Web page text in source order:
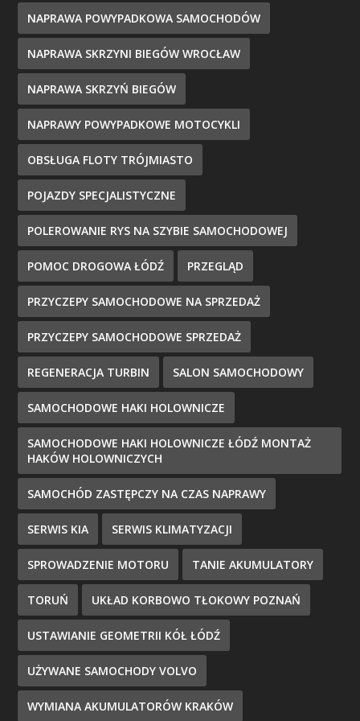
NAPRAWA POWYPADKOWA SAMOCHODÓW
NAPRAWA SKRZYNI BIEGÓW WROCŁAW
NAPRAWA SKRZYŃ BIEGÓW
NAPRAWY POWYPADKOWE MOTOCYKLI
OBSŁUGA FLOTY TRÓJMIASTO
POJAZDY SPECJALISTYCZNE
POLEROWANIE RYS NA SZYBIE SAMOCHODOWEJ
POMOC DROGOWA ŁÓDŹ PRZEGLĄD
PRZYCZEPY SAMOCHODOWE NA SPRZEDAŻ
PRZYCZEPY SAMOCHODOWE SPRZEDAŻ
REGENERACJA TURBIN SALON SAMOCHODOWY
SAMOCHODOWE HAKI HOLOWNICZE
SAMOCHODOWE HAKI HOLOWNICZE ŁÓDŹ MONTAŻ
HAKÓW HOLOWNICZYCH
SAMOCHÓD ZASTĘPCZY NA CZAS NAPRAWY
SERWIS KIA SERWIS KLIMATYZACJI
SPROWADZENIE MOTORU TANIE AKUMULATORY
TORUŃ UKŁAD KORBOWO TŁOKOWY POZNAŃ
USTAWIANIE GEOMETRII KÓŁ ŁÓDŹ
UŻYWANE SAMOCHODY VOLVO
WYMIANA AKUMULATORÓW KRAKÓW